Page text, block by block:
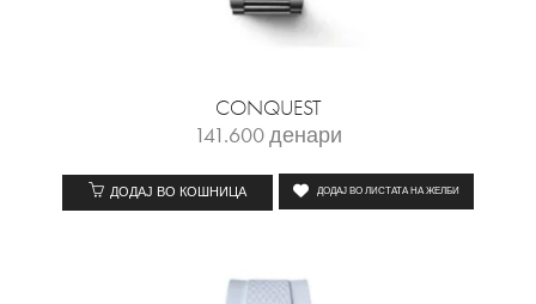
CONQUEST
141.600денари
ДОДАЈ ВО КОШНИЦА ДОДАЈ ВО ЛИСТАТА НА ЖЕЛБИ